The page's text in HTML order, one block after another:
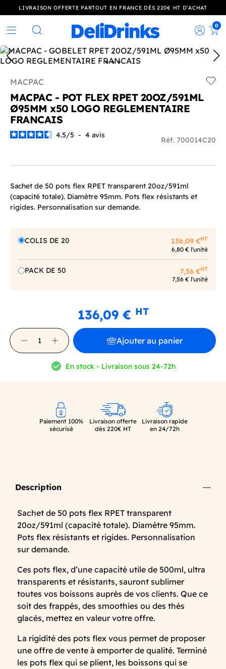
LIVRAISON OFFERTE PARTOUT EN FRANCE DÈS 220€ HT D’ACHAT
Rechercher
0
MACPAC
MACPAC - POT FLEX RPET 20OZ/591ML
Ø95MM x50 LOGO REGLEMENTAIRE
FRANCAIS
4.5/5 - 4 avis
Réf. 700014C20
Sachet de 50 pots flex RPET transparent 20oz/591ml
(capacité totale). Diamètre 95mm. Pots flex résistants et
rigides. Personnalisation sur demande.
COLIS DE 20 136,09 €HT
6,80 € l'unité
PACK DE 50 7,56 €HT
7,56 € l'unité
136,09 € HT
Ajouter au panier
En stock - Livraison sous 24-72h
Paiement 100%
sécurisé
Livraison offerte
dès 220€ HT
Livraison rapide
en 24/72h
Description
Sachet de 50 pots flex RPET transparent
20oz/591ml (capacité totale). Diamètre 95mm.
Pots flex résistants et rigides. Personnalisation
sur demande.
Ces pots flex, d’une capacité utile de 500ml, ultra
transparents et résistants, sauront sublimer
toutes vos boissons auprès de vos clients. Que ce
soit des frappés, des smoothies ou des thés
glacés, mettez en valeur votre offre.
La rigidité des pots flex vous permet de proposer
une offre de vente à emporter de qualité. Terminé
les pots flex qui se plient, les boissons qui se